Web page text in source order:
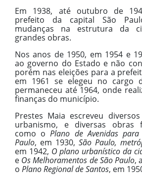
Em 1938, até outubro de
prefeito da capital São
mudanças na estrutura da
grandes obras.
Nos anos de 1950, em 1954 e
ao governo do Estado e não
porém nas eleições para a
em 1961 se elegeu no cargo
permaneceu até 1964, onde
finanças do município.
Prestes Maia escreveu
urbanismo, e diversas obras
como oPlano de Avenidas
Paulo, em 1930, São Paulo,
em 1942, O plano urbanístico da
e Os Melhoramentos de São Paulo,
o Plano Regional de Santos, em